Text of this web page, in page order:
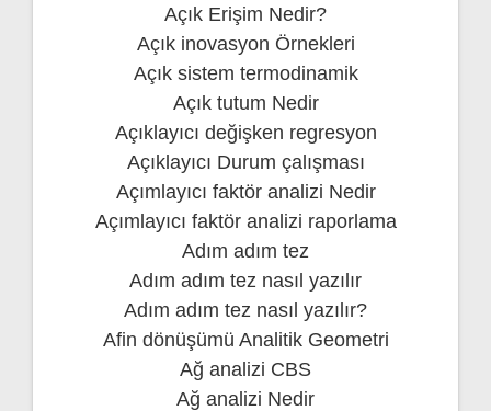
Açık Erişim Nedir?
Açık inovasyon Örnekleri
Açık sistem termodinamik
Açık tutum Nedir
Açıklayıcı değişken regresyon
Açıklayıcı Durum çalışması
Açımlayıcı faktör analizi Nedir
Açımlayıcı faktör analizi raporlama
Adım adım tez
Adım adım tez nasıl yazılır
Adım adım tez nasıl yazılır?
Afin dönüşümü Analitik Geometri
Ağ analizi CBS
Ağ analizi Nedir